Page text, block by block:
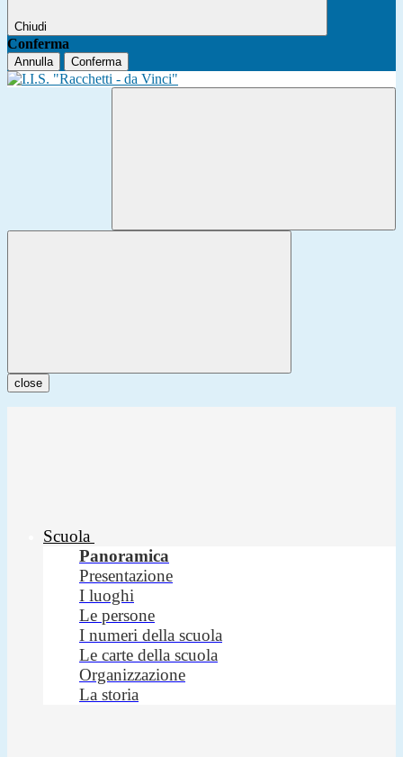
Chiudi
Conferma
Annulla Conferma
close
Scuola
Panoramica
Presentazione
I luoghi
Le persone
I numeri della scuola
Le carte della scuola
Organizzazione
La storia